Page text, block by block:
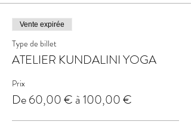
Vente expirée
Type de billet
ATELIER KUNDALINI YOGA
Prix
De 60,00 € à 100,00 €